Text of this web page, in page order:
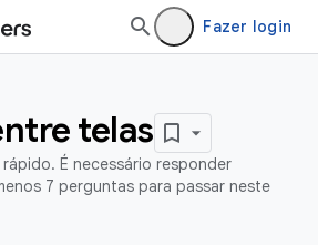
Fazer login
telas
É necessário responder
7 perguntas para passar neste